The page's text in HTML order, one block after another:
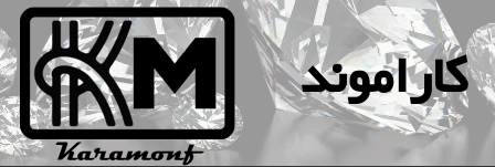
كاراموند